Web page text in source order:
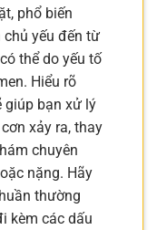
phổ biến
chủ yếu đến từ
thể do yếu tố
Hiểu rõ
giúp bạn xử lý
xảy ra, thay
chuyên
nặng. Hãy
thường
kèm các dấu